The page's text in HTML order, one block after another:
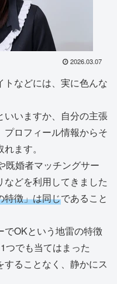
2026.03.07
などには、実に色んな
いいますか、自分の主張
プロフィール情報からそ
ます。
既婚者マッチングサー
などを利用してきました
特徴」は同じであること
でOKという地雷の特徴
つでも当てはまった
ることなく、静かにス